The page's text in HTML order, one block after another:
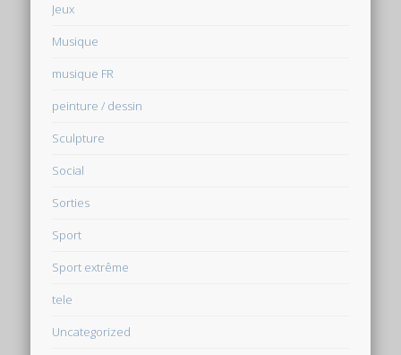
Jeux
Musique
musique FR
peinture / dessin
Sculpture
Social
Sorties
Sport
Sport extrême
tele
Uncategorized